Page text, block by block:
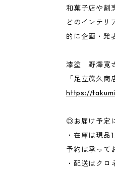
和菓子店や割
どのインテリ
的に企画・発
漆塗 野澤寛
「足立茂久
https://
◎お届け予定
・在庫は現品
予約は承って
・配送はク